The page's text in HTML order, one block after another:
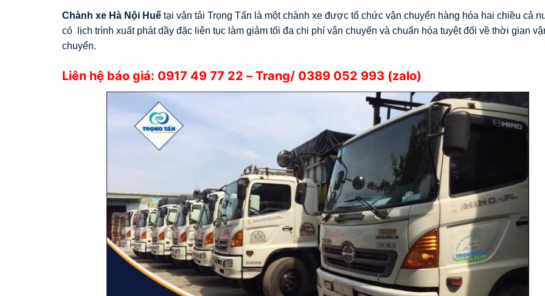
Chành xe Hà Nội Huế tại vận tải Trọng Tấn là một chành xe được tổ chức vận chuyển hàng hóa hai chiều cả
có lịch trình xuất phát dầy đặc liên tục làm giảm tối đa chi phí vận chuyển và chuẩn hóa tuyệt đối về thời gian
chuyển.
Liên hệ báo giá: 0917 49 77 22 – Trang/ 0389 052 993 (zalo)